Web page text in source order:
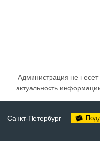
Администрация не несет
актуальность
Санкт-Петербург